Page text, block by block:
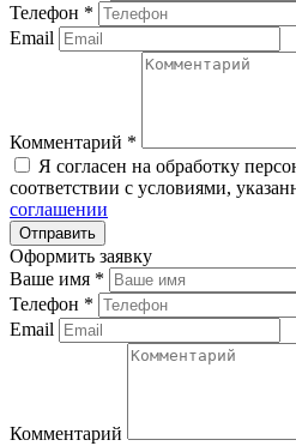
Телефон *
Email
Комментарий *
Я согласен на обработку
соответствии с условиями,
соглашении
Оформить заявку
Ваше имя *
Телефон *
Email
Комментарий